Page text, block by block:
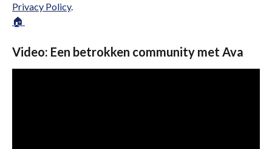
Privacy Policy.
🏠
Video: Een betrokken community met Ava